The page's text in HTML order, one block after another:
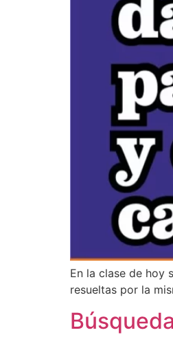
En la clase de hoy
resueltas por la